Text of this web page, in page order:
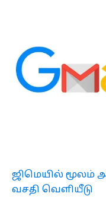
ஜிமெயில் மூலம்
வசதி வெளியீடு